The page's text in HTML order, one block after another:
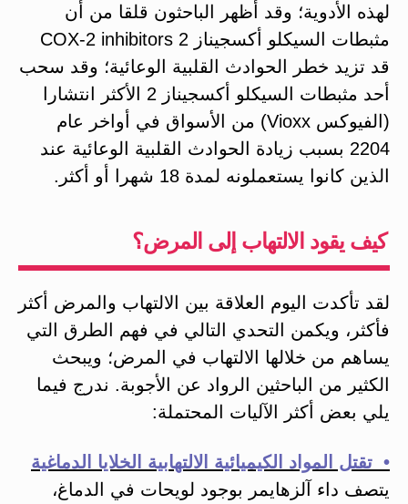
لهذه الأدوية؛ وقد أظهر الباحثون قلقا من أن
مثبطات السيكلو أكسجيناز 2 COX-2 inhibitors
قد تزيد خطر الحوادث القلبية الوعائية؛ وقد سحب
أحد مثبطات السيكلو أكسجيناز 2 الأكثر انتشارا
(الفيوكس Vioxx) من الأسواق في أواخر عام
2204 بسبب زيادة الحوادث القلبية الوعائية عند
الذين كانوا يستعملونه لمدة 18 شهرا أو أكثر.
كيف يقود الالتهاب إلى المرض؟
لقد تأكدت اليوم العلاقة بين الالتهاب والمرض أكثر
فأكثر، ويكمن التحدي التالي في فهم الطرق التي
يساهم من خلالها الالتهاب في المرض؛ ويبحث
الكثير من الباحثين الرواد عن الأجوبة. ندرج فيما
يلي بعض أكثر الآليات المحتملة:
• تقتل المواد الكيميائية الالتهابية الخلايا الدماغية
يتصف داء آلزهايمر بوجود لويحات في الدماغ،